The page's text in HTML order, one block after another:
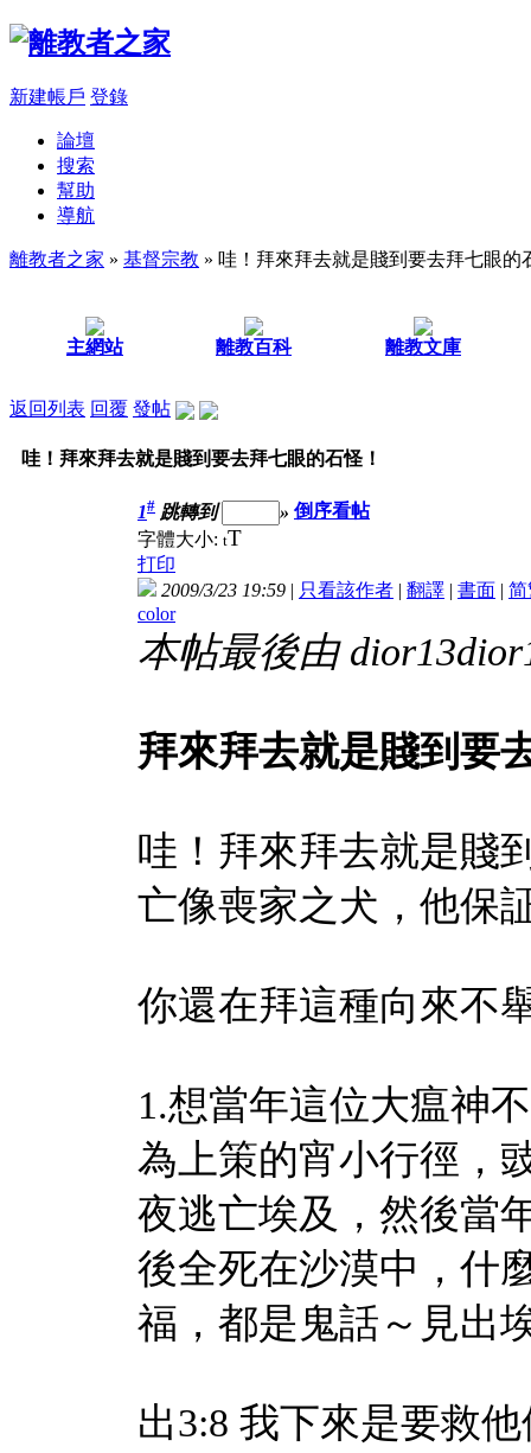
新建帳戶 登錄
論壇
搜索
幫助
導航
離教者之家 » 基督宗教 » 哇！拜來拜去就是賤到要去拜七眼的
主網站 離教百科 離教文庫
返回列表 回覆 發帖
哇！拜來拜去就是賤到要去拜七眼的石怪！
1# 跳轉到 » 倒序看帖
字體大小: tT
打印
2009/3/23 19:59 | 只看該作者 | 翻譯 | 書面 | 简
color
本帖最後由
拜來拜去就是賤到要
哇！拜來拜去就是賤
亡像喪家之犬，他保
你還在拜這種向來不
1.想當年這位大瘟神
為上策的宵小行徑，
夜逃亡埃及，然後當
後全死在沙漠中，什
福，都是鬼話～見出
出3:8 我下來是要救